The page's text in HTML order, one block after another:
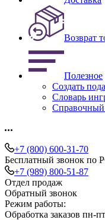
Возврат
Полезное
Создать
Словарь
Справочный
+7 (800) 600-31-70
Бесплатный звонок по
+7 (989) 800-51-87
Отдел продаж
Обратный звонок
Режим работы:
Обработка заказов пн-